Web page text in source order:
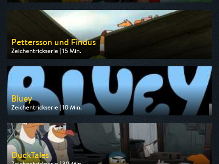
Ausgestrahlt von ZDF
am 09.08.2026, 07:50
Pettersson und Findus
Zeichentrickserie | 15 Min.
Ausgestrahlt von ZDF
am 09.08.2026, 06:45
Bluey
Zeichentrickserie | 10 Min.
Ausgestrahlt von Disney Channel
am 08.08.2026, 17:15
DuckTales